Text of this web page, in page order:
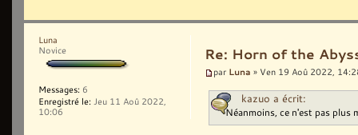
Re: Horn of the
par Luna » Ven 19 Aoû 2022,
kazuo a écrit:
Néanmoins, ce n'est pas plus
Luna
Novice
Messages: 6
Enregistré le: Jeu 11 Aoû 2022,
10:06